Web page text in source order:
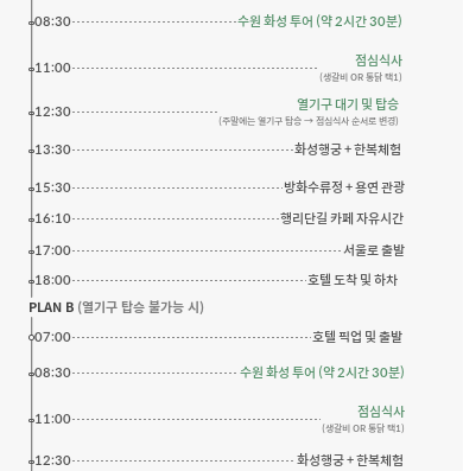
18:00 호텔 도착 및 하차
16:10 행리단길 카페 자유시간
15:30 방화수류정 + 용연 관광
13:30 화성행궁 + 한복체험
12:30 열기구 대기 및 탑승
(주말에는 열기구 탑승 → 점심식사 순서로 변경)
11:00 점심식사
(생갈비 OR 통닭 택1)
08:30 수원 화성 투어 (약 2시간 30분)
17:00 서울로 출발
PLAN B (열기구 탑승 불가능 시)
12:30 화성행궁 + 한복체험
11:00 점심식사
(생갈비 OR 통닭 택1)
08:30 수원 화성 투어 (약 2시간 30분)
07:00 호텔 픽업 및 출발